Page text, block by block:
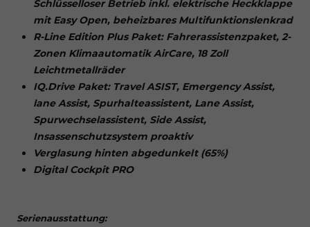
Schlüsselloser Betrieb inkl. elektrische Heckklappe
mit Easy Open, beheizbares Multifunktionslenkrad
R-Line Edition Plus Paket: Fahrerassistenzpaket, 2-
Zonen Klimaautomatik AirCare, 18 Zoll
Leichtmetallräder
IQ.Drive Paket: Travel ASIST, Emergency Assist,
lane Assist, Spurhalteassistent, Lane Assist,
Spurwechselassistent, Side Assist,
Insassenschutzsystem proaktiv
Verglasung hinten abgedunkelt (65%)
Digital Cockpit PRO
Serienausstattung: